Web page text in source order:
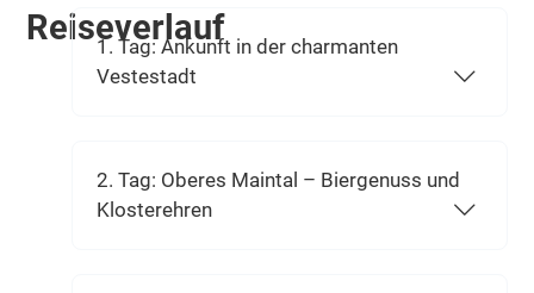
wunderbare neue Verbindung.
Reiseverlauf
1. Tag: Ankunft in der charmanten
Vestestadt
2. Tag: Oberes Maintal – Biergenuss und
Klosterehren